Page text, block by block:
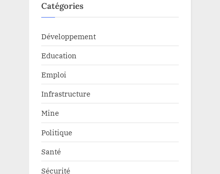
Catégories
Développement
Education
Emploi
Infrastructure
Mine
Politique
Santé
Sécurité